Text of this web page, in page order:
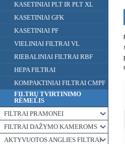
KASETINIAI PLT IR PLT XL
KASETINIAI GFK
KASETINIAI PF
VIELINIAI FILTRAI VL
RIEBALINIAI FILTRAI RBF
HEPA FILTRAI
KOMPAKTINIAI FILTRAI CMPF
FILTRŲ TVIRTINIMO
RĖMELIS
FILTRAI PRAMONEI
FILTRAI DAŽYMO KAMEROMS
AKTYVUOTOS ANGLIES FILTRAI